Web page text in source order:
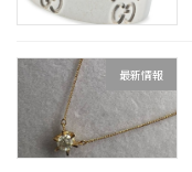
最新情報